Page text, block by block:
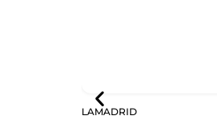
LAMADRID